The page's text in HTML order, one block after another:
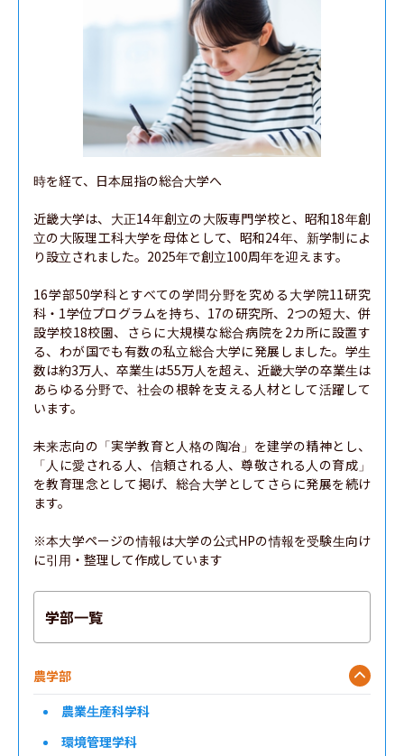
時を経て、日本屈指の総合大学へ
近畿大学は、大正14年創立の大阪専門学校と、昭和18年創
立の大阪理工科大学を母体として、昭和24年、新学制によ
り設立されました。2025年で創立100周年を迎えます。
16学部50学科とすべての学問分野を究める大学院11研究
科・1学位プログラムを持ち、17の研究所、2つの短大、併
設学校18校園、さらに大規模な総合病院を2カ所に設置す
る、わが国でも有数の私立総合大学に発展しました。学生
数は約3万人、卒業生は55万人を超え、近畿大学の卒業生は
あらゆる分野で、社会の根幹を支える人材として活躍して
います。
未来志向の「実学教育と人格の陶冶」を建学の精神とし、
「人に愛される人、信頼される人、尊敬される人の育成」
を教育理念として掲げ、総合大学としてさらに発展を続け
ます。
※本大学ページの情報は大学の公式HPの情報を受験生向け
に引用・整理して作成しています
学部一覧
農学部
農業生産科学科
環境管理学科